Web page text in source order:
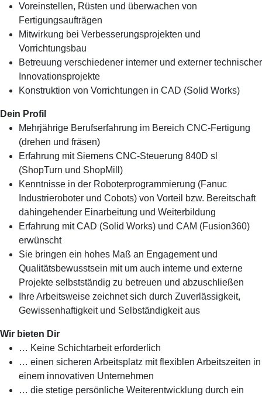
Voreinstellen, Rüsten und überwachen von
Fertigungsaufträgen
Mitwirkung bei Verbesserungsprojekten und
Vorrichtungsbau
Betreuung verschiedener interner und externer technischer
Innovationsprojekte
Konstruktion von Vorrichtungen in CAD (Solid Works)
Dein Profil
Mehrjährige Berufserfahrung im Bereich CNC-Fertigung
(drehen und fräsen)
Erfahrung mit Siemens CNC-Steuerung 840D sl
(ShopTurn und ShopMill)
Kenntnisse in der Roboterprogrammierung (Fanuc
Industrieroboter und Cobots) von Vorteil bzw. Bereitschaft
dahingehender Einarbeitung und Weiterbildung
Erfahrung mit CAD (Solid Works) und CAM (Fusion360)
erwünscht
Sie bringen ein hohes Maß an Engagement und
Qualitätsbewusstsein mit um auch interne und externe
Projekte selbstständig zu betreuen und abzuschließen
Ihre Arbeitsweise zeichnet sich durch Zuverlässigkeit,
Gewissenhaftigkeit und Selbständigkeit aus
Wir bieten Dir
… Keine Schichtarbeit erforderlich
… einen sicheren Arbeitsplatz mit flexiblen Arbeitszeiten in
einem innovativen Unternehmen
… die stetige persönliche Weiterentwicklung durch ein